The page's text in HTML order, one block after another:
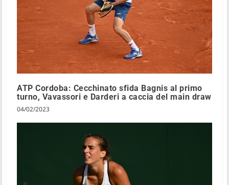
ATP Cordoba: Cecchinato sfida Bagnis al primo
turno, Vavassori e Darderi a caccia del main draw
04/02/2023